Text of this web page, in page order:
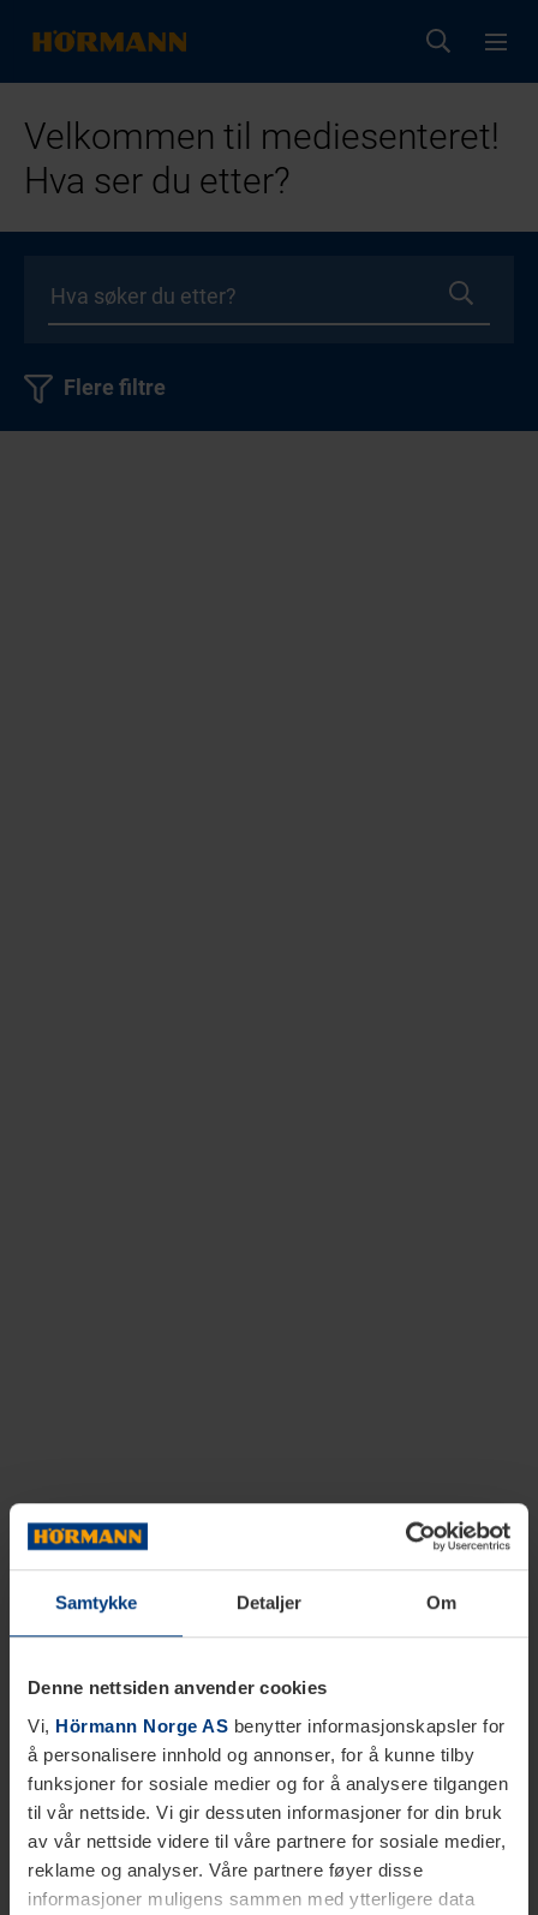
Samtykke Detaljer Om
Denne nettsiden anvender cookies
Vi, Hörmann Norge AS benytter informasjonskapsler for
å personalisere innhold og annonser, for å kunne tilby
funksjoner for sosiale medier og for å analysere tilgangen
til vår nettside. Vi gir dessuten informasjoner for din bruk
av vår nettside videre til våre partnere for sosiale medier,
reklame og analyser. Våre partnere føyer disse
informasjoner muligens sammen med ytterligere data
Velkommen til mediesenteret!
Hva ser du etter?
Flere filtre